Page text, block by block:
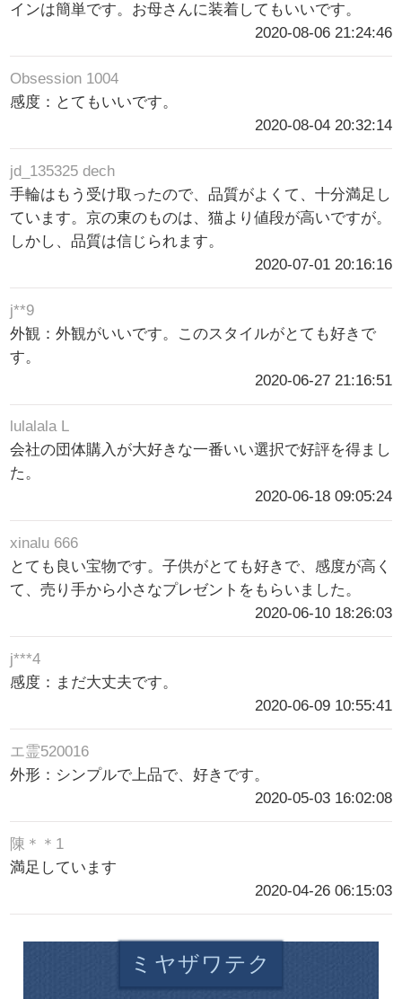
インは簡単です。お母さんに装着してもいいです。
2020-08-06 21:24:46
Obsession 1004
感度：とてもいいです。
2020-08-04 20:32:14
jd_135325 dech
手輪はもう受け取ったので、品質がよくて、十分満足し
ています。京の東のものは、猫より値段が高いですが。
しかし、品質は信じられます。
2020-07-01 20:16:16
j**9
外観：外観がいいです。このスタイルがとても好きで
す。
2020-06-27 21:16:51
lulalala L
会社の団体購入が大好きな一番いい選択で好評を得まし
た。
2020-06-18 09:05:24
xinalu 666
とても良い宝物です。子供がとても好きで、感度が高く
て、売り手から小さなプレゼントをもらいました。
2020-06-10 18:26:03
j***4
感度：まだ大丈夫です。
2020-06-09 10:55:41
エ霊520016
外形：シンプルで上品で、好きです。
2020-05-03 16:02:08
陳＊＊1
満足しています
2020-04-26 06:15:03
ミヤザワテク